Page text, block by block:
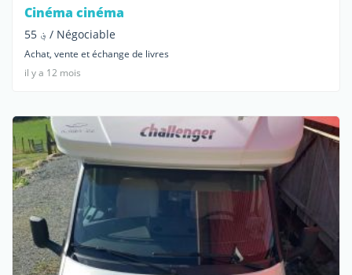
Cinéma cinéma
؋ 55 / Négociable
Achat, vente et échange de livres
il y a 12 mois